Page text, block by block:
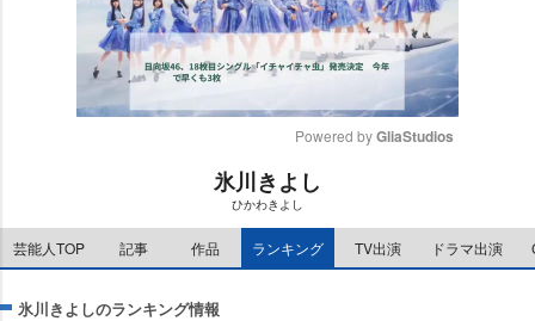
t
e
Powered by GliaStudios
氷川きよし
ひかわきよし
芸能人TOP 記事 作品 ランキング TV出演 ドラマ出演
氷川きよしのランキング情報